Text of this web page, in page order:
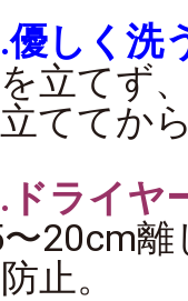
優しく洗
立てず
ててか
.ドライヤ
20cm
止。